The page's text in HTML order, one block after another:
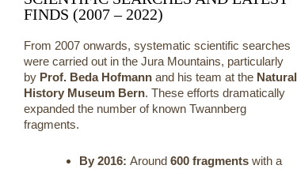
FINDS (2007 – 2022)
From 2007 onwards, systematic scientific searches
were carried out in the Jura Mountains, particularly
by Prof. Beda Hofmann and his team at the Natural
History Museum Bern. These efforts dramatically
expanded the number of known Twannberg
fragments.
By 2016: Around 600 fragments with a